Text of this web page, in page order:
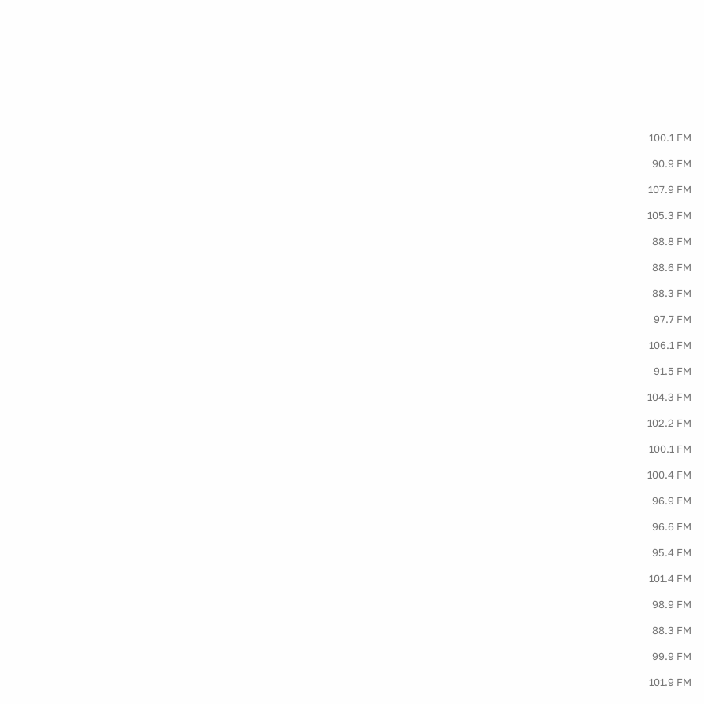
100.1 FM
90.9 FM
107.9 FM
105.3 FM
88.8 FM
88.6 FM
88.3 FM
97.7 FM
106.1 FM
91.5 FM
104.3 FM
102.2 FM
100.1 FM
100.4 FM
96.9 FM
96.6 FM
95.4 FM
101.4 FM
98.9 FM
88.3 FM
99.9 FM
101.9 FM